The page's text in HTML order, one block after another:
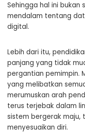
Sehingga hal ini bukan
mendalam tentang
digital.
Lebih dari itu,
panjang yang tidak
pergantian pemimpin.
yang melibatkan
merumuskan arah
terus terjebak dalam
sistem bergerak maju,
menyesuaikan diri.